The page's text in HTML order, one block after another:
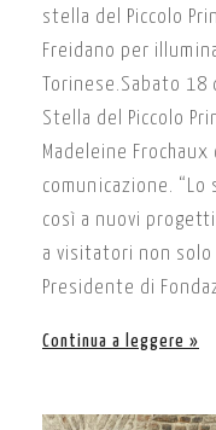
stella del Piccolo
Freidano per
Torinese.Sabato
Stella del Piccolo
Madeleine
comunicazione. “Lo
così a nuovi
a visitatori non solo
Presidente di
Continua a leggere